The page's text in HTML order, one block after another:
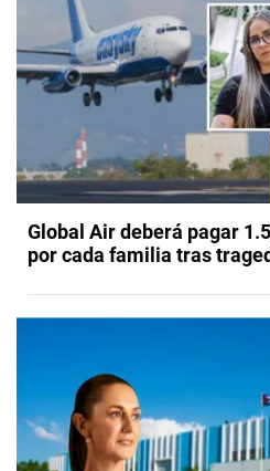
Global Air deberá pagar
por cada familia tras